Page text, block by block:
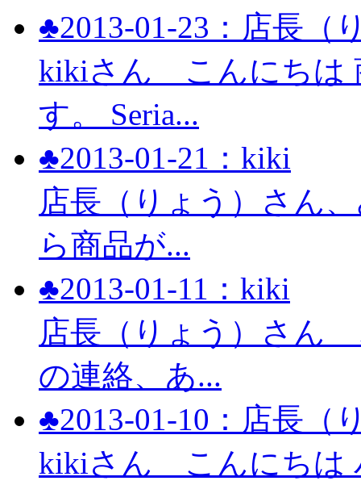
♣2013-01-23：店長（
kikiさん こんにちは
す。 Seria...
♣2013-01-21：kiki
店長（りょう）さん
ら商品が...
♣2013-01-11：kiki
店長（りょう）さん
の連絡、あ...
♣2013-01-10：店長（
kikiさん こんにちは